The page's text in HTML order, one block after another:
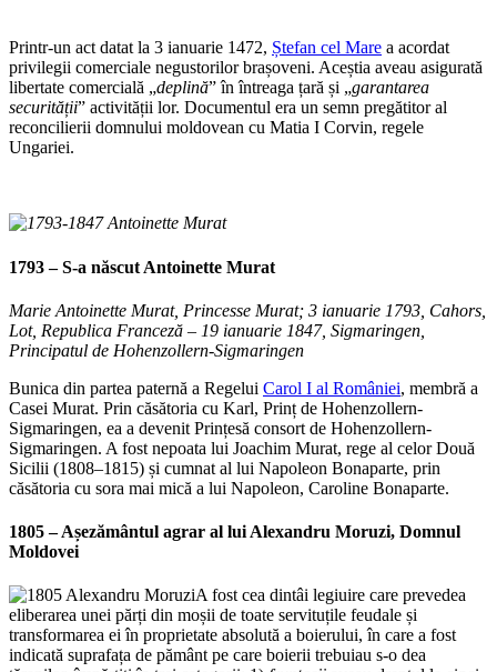
Printr-un act datat la 3 ianuarie 1472, Ștefan cel Mare a acordat
privilegii comerciale negustorilor brașoveni. Aceștia aveau asigurată
libertate comercială „deplină” în întreaga țară și „garantarea
securității” activității lor. Documentul era un semn pregătitor al
reconcilierii domnului moldovean cu Matia I Corvin, regele
Ungariei.
1793 – S-a născut Antoinette Murat
Marie Antoinette Murat, Princesse Murat; 3 ianuarie 1793, Cahors,
Lot, Republica Franceză – 19 ianuarie 1847, Sigmaringen,
Principatul de Hohenzollern-Sigmaringen
Bunica din partea paternă a Regelui Carol I al României, membră a
Casei Murat. Prin căsătoria cu Karl, Prinț de Hohenzollern-
Sigmaringen, ea a devenit Prințesă consort de Hohenzollern-
Sigmaringen. A fost nepoata lui Joachim Murat, rege al celor Două
Sicilii (1808–1815) și cumnat al lui Napoleon Bonaparte, prin
căsătoria cu sora mai mică a lui Napoleon, Caroline Bonaparte.
1805 – Așezământul agrar al lui Alexandru Moruzi, Domnul
Moldovei
A fost cea dintâi legiuire care prevedea
eliberarea unei părți din moșii de toate servituțile feudale și
transformarea ei în proprietate absolută a boierului, în care a fost
indicată suprafața de pământ pe care boierii trebuiau s-o dea